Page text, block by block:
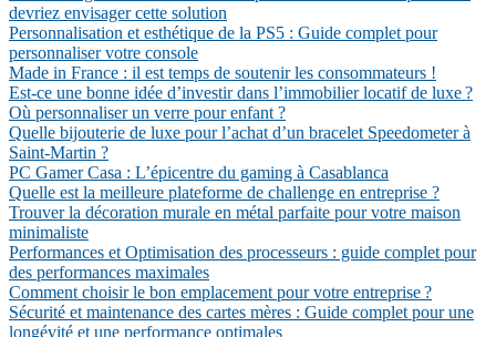
devriez envisager cette solution
Personnalisation et esthétique de la PS5 : Guide complet pour
personnaliser votre console
Made in France : il est temps de soutenir les consommateurs !
Est-ce une bonne idée d’investir dans l’immobilier locatif de luxe ?
Où personnaliser un verre pour enfant ?
Quelle bijouterie de luxe pour l’achat d’un bracelet Speedometer à
Saint-Martin ?
PC Gamer Casa : L’épicentre du gaming à Casablanca
Quelle est la meilleure plateforme de challenge en entreprise ?
Trouver la décoration murale en métal parfaite pour votre maison
minimaliste
Performances et Optimisation des processeurs : guide complet pour
des performances maximales
Comment choisir le bon emplacement pour votre entreprise ?
Sécurité et maintenance des cartes mères : Guide complet pour une
longévité et une performance optimales